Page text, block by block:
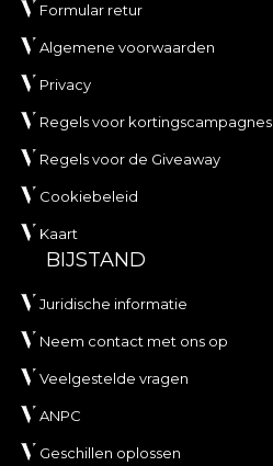
Formular retur
Algemene voorwaarden
Privacy
Regels voor kortingscampagnes
Regels voor de Giveaway
Cookiebeleid
Kaart
BIJSTAND
Juridische informatie
Neem contact met ons op
Veelgestelde vragen
ANPC
Geschillen oplossen